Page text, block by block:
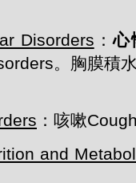
Disorders ：心
。胸膜積
：咳嗽
and